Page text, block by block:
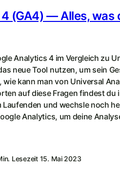
(GA4) — Alles, was
Analytics 4 im Vergleich zu
neue Tool nutzen, um sein
wie kann man von Universal
auf diese Fragen findest du
Laufenden und wechsle noch
Analytics, um deine
Lesezeit 15. Mai 2023